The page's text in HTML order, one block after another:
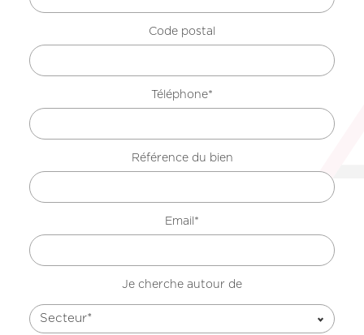
Nos offres
Nos réalisations
Nous connaître
Code postal
Téléphone*
Référence du bien
Email*
Je cherche autour de
Secteur*